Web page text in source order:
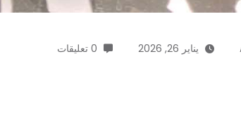
يناير 26, 2026 0 تعليقات